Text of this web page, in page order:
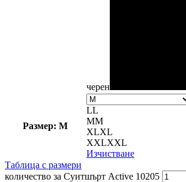
черен
Размер: M
LL
MM
XLXL
XXLXXL
Изчистване
Таблица с размери
количество за Суитшърт Active 10205